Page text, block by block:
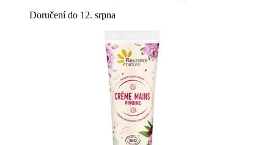
Doručení do 12. srpna